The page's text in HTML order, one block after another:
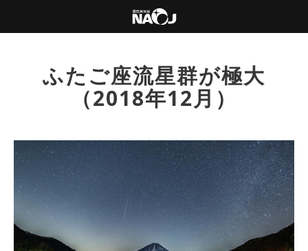
ふたご座流星群が極大
（2018年12月）